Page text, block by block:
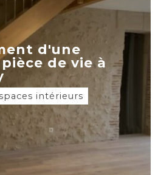
d'une
de vie à
intérieurs